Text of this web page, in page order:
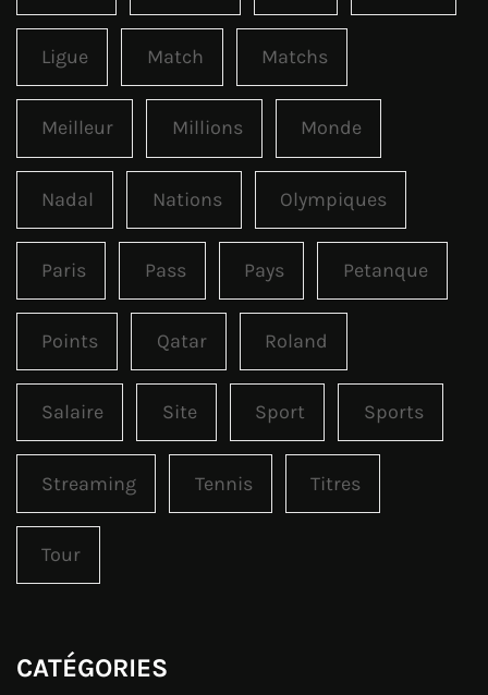
Ligue Match Matchs
Meilleur Millions Monde
Nadal Nations Olympiques
Paris Pass Pays Petanque
Points Qatar Roland
Salaire Site Sport Sports
Streaming Tennis Titres
Tour
CATÉGORIES